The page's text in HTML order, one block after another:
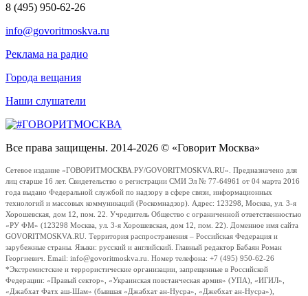
8 (495) 950-62-26
info@govoritmoskva.ru
Реклама на радио
Города вещания
Наши слушатели
Все права защищены. 2014-2026 © «Говорит Москва»
Сетевое издание «ГОВОРИТМОСКВА.РУ/GOVORITMOSKVA.RU». Предназначено для
лиц старше 16 лет. Свидетельство о регистрации СМИ Эл № 77-64961 от 04 марта 2016
года выдано Федеральной службой по надзору в сфере связи, информационных
технологий и массовых коммуникаций (Роскомнадзор). Адрес: 123298, Москва, ул. 3-я
Хорошевская, дом 12, пом. 22. Учредитель Общество с ограниченной ответственностью
«РУ ФМ» (123298 Москва, ул. 3-я Хорошевская, дом 12, пом. 22). Доменное имя сайта
GOVORITMOSKVA.RU. Территория распространения – Российская Федерация и
зарубежные страны. Языки: русский и английский. Главный редактор Бабаян Роман
Георгиевич. Email: info@govoritmoskva.ru. Номер телефона: +7 (495) 950-62-26
*Экстремистские и террористические организации, запрещенные в Российской
Федерации: «Правый сектор», «Украинская повстанческая армия» (УПА), «ИГИЛ»,
«Джабхат Фатх аш-Шам» (бывшая «Джабхат ан-Нусра», «Джебхат ан-Нусра»),